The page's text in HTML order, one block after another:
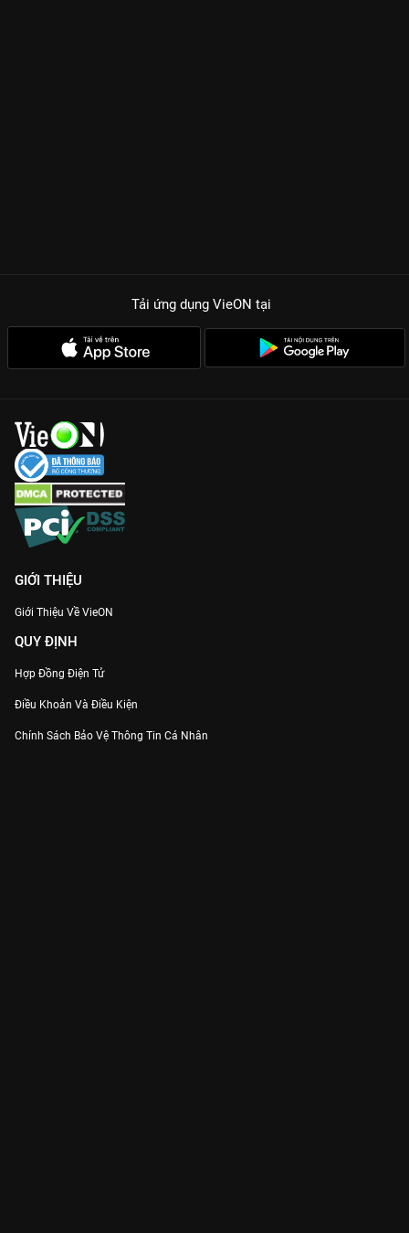
Tải ứng dụng VieON tại
GIỚI THIỆU
Giới Thiệu Về VieON
QUY ĐỊNH
Hợp Đồng Điện Tử
Điều Khoản Và Điều Kiện
Chính Sách Bảo Vệ Thông Tin Cá Nhân